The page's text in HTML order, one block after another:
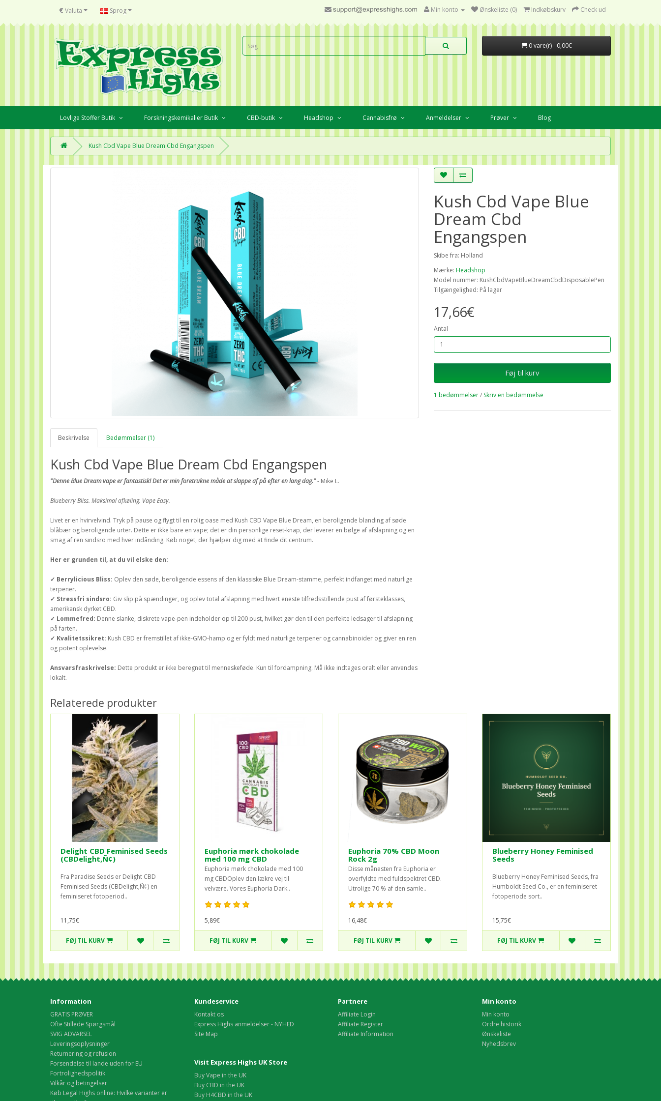
€ Valuta Sprog Min konto Ønskeliste (0) Indkøbskurv Check ud
0 vare(r) - 0,00€
Lovlige Stoffer Butik Forskningskemikalier Butik CBD-butik Headshop Cannabisfrø Anmeldelser Prøver Blog
Kush Cbd Vape Blue Dream Cbd Engangspen
Beskrivelse Bedømmelser (1)
Kush Cbd Vape Blue Dream Cbd Engangspen
"Denne Blue Dream vape er fantastisk!Det er min foretrukne måde at slappe af på efter en lang dag."- Mike L.
Blueberry Bliss. Maksimal afkøling. Vape Easy.
Livet er en hvirvelvind. Tryk på pause og flygt til en rolig oase med Kush CBD Vape Blue Dream, en beroligende blanding af søde
blåbær og beroligende urter. Dette er ikke bare en vape; det er din personlige reset-knap, der leverer en bølge af afslapning og en
smag af ren sindsro med hver indånding. Køb noget, der hjælper dig med at finde dit centrum.
Her er grunden til, at du vil elske den:
✓ Berrylicious Bliss: Oplev den søde, beroligende essens af den klassiske Blue Dream-stamme, perfekt indfanget med naturlige
terpener.
✓ Stressfri sindsro: Giv slip på spændinger, og oplev total afslapning med hvert eneste tilfredsstillende pust af førsteklasses,
amerikansk dyrket CBD.
✓ Lommefred: Denne slanke, diskrete vape-pen indeholder op til 200 pust, hvilket gør den til den perfekte ledsager til afslapning
på farten.
✓ Kvalitetssikret: Kush CBD er fremstillet af ikke-GMO-hamp og er fyldt med naturlige terpener og cannabinoider og giver en ren
og potent oplevelse.
Ansvarsfraskrivelse: Dette produkt er ikke beregnet til menneskeføde. Kun til fordampning. Må ikke indtages oralt eller anvendes
lokalt.
Kush Cbd Vape Blue
Dream Cbd
Engangspen
Skibe fra: Holland
Mærke: Headshop
Model nummer: KushCbdVapeBlueDreamCbdDisposablePen
Tilgængelighed: På lager
17,66€
Antal
Føj til kurv
1 bedømmelser/ Skriv en bedømmelse
Relaterede produkter
Delight CBD Feminised Seeds
(CBDelight‚Ñ¢)
Fra Paradise Seeds er Delight CBD
Feminised Seeds (CBDelight‚Ñ¢) en
feminiseret fotoperiod..
11,75€
FØJ TIL KURV
Euphoria mørk chokolade
med 100 mg CBD
Euphoria mørk chokolade med 100
mg CBDOplev den lækre vej til
velvære. Vores Euphoria Dark..
5,89€
FØJ TIL KURV
Euphoria 70% CBD Moon
Rock 2g
Disse månesten fra Euphoria er
overfyldte med fuldspektret CBD.
Utrolige 70 % af den samle..
16,48€
FØJ TIL KURV
Blueberry Honey Feminised
Seeds
Blueberry Honey Feminised Seeds, fra
Humboldt Seed Co., er en feminiseret
fotoperiode sort..
15,75€
FØJ TIL KURV
Information
GRATIS PRØVER
Ofte Stillede Spørgsmål
SVIG ADVARSEL
Leveringsoplysninger
Returnering og refusion
Forsendelse til lande uden for EU
Fortrolighedspolitik
Vilkår og betingelser
Køb Legal Highs online: Hvilke varianter er
Kundeservice
Kontakt os
Express Highs anmeldelser - NYHED
Site Map
Partnere
Affiliate Login
Affiliate Register
Affiliate Information
Min konto
Min konto
Ordre historik
Ønskeliste
Nyhedsbrev
Visit Express Highs UK Store
Buy Vape in the UK
Buy CBD in the UK
Buy H4CBD in the UK